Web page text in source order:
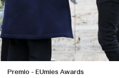
Premio - EUmies Awards